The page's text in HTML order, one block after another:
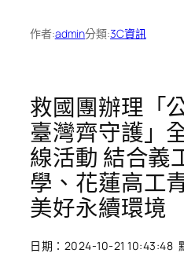
作者:admin分類:3C資訊
救國團辦理「
臺灣齊守護」
線活動 結合義
學、花蓮高工
美好永續環境
日期：2024-10-21 10:43:48